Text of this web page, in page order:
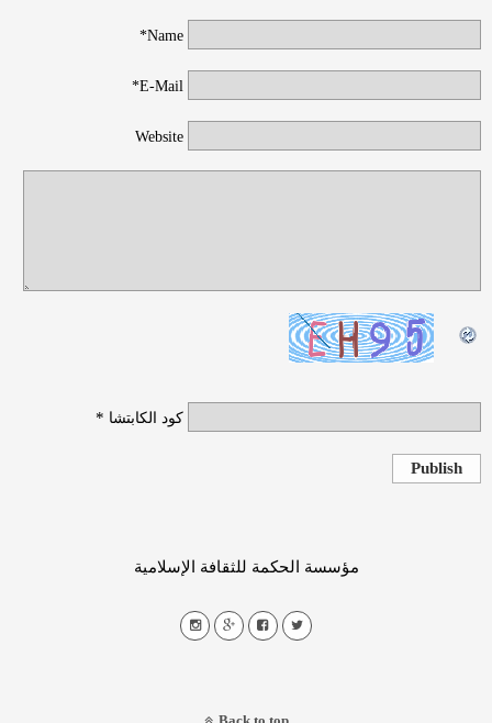
Name*
E-Mail*
Website
كود الكابتشا *
Publish
مؤسسة الحكمة للثقافة الإسلامية